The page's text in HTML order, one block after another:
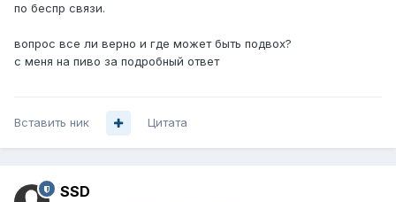
по беспр связи.
вопрос все ли верно и где может быть подвох?
с меня на пиво за подробный ответ
Вставить ник Цитата
SSD